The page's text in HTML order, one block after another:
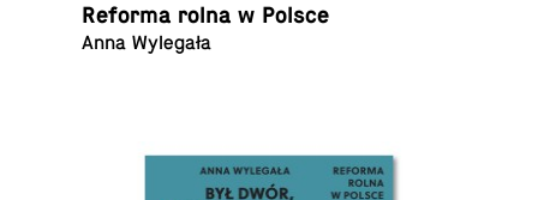
Reforma rolna w Polsce
Anna Wylegała